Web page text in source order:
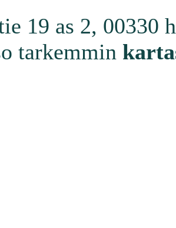
19 as 2, 00330
tarkemmin